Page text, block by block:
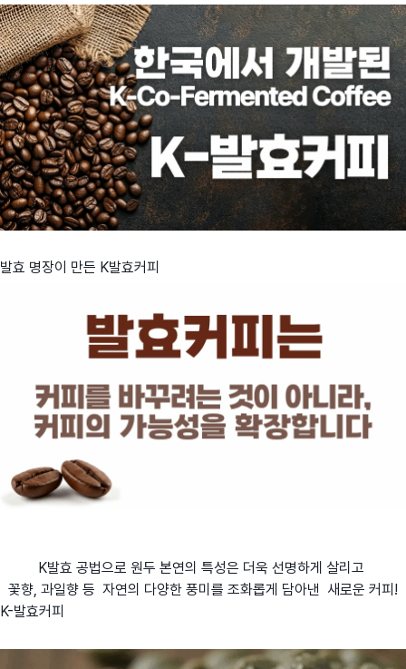
발효 명장이 만든 K발효커피
K발효 공법으로 원두 본연의 특성은 더욱 선명하게 살리고
꽃향, 과일향 등 자연의 다양한 풍미를 조화롭게 담아낸 새로운 커피!
K-발효커피